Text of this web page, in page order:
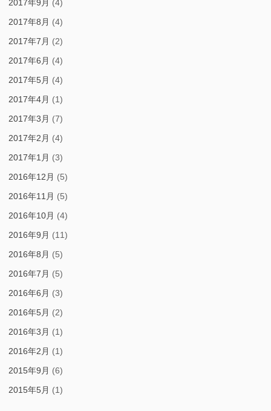
2017年9月 (4)
2017年8月 (4)
2017年7月 (2)
2017年6月 (4)
2017年5月 (4)
2017年4月 (1)
2017年3月 (7)
2017年2月 (4)
2017年1月 (3)
2016年12月 (5)
2016年11月 (5)
2016年10月 (4)
2016年9月 (11)
2016年8月 (5)
2016年7月 (5)
2016年6月 (3)
2016年5月 (2)
2016年3月 (1)
2016年2月 (1)
2015年9月 (6)
2015年5月 (1)